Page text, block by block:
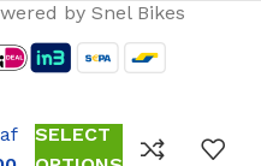
by Snel Bikes
SELECT